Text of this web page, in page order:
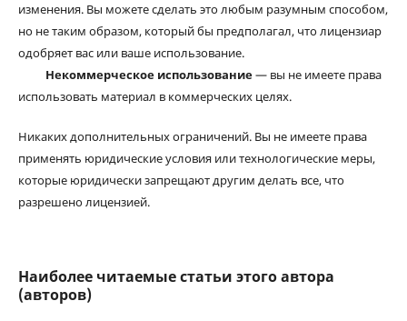
изменения. Вы можете сделать это любым разумным способом,
но не таким образом, который бы предполагал, что лицензиар
одобряет вас или ваше использование.
Некоммерческое использование— вы не имеете права
использовать материал в коммерческих целях.
Никаких дополнительных ограничений. Вы не имеете права
применять юридические условия или технологические меры,
которые юридически запрещают другим делать все, что
разрешено лицензией.
Наиболее читаемые статьи этого автора
(авторов)